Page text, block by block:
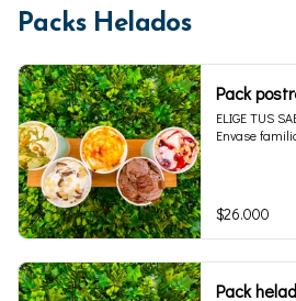
Packs Helados
Pack
ELIGE TUS
Envase
$26.000
Pack